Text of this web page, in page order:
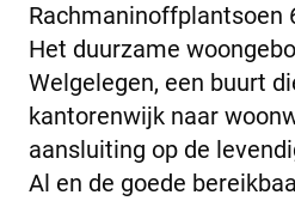
Rachmaninoffplantsoen
Het duurzame
Welgelegen, een buurt
kantorenwijk naar
aansluiting op de
Al en de goede